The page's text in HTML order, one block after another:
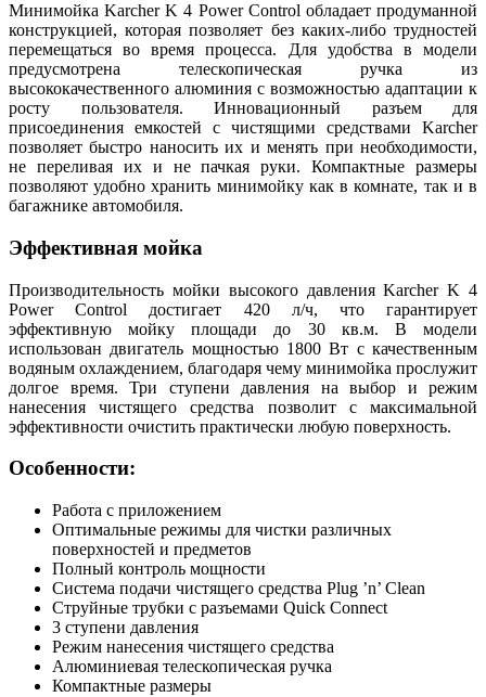
Минимойка Karcher K 4 Power Control обладает продуманной
конструкцией, которая позволяет без каких-либо трудностей
перемещаться во время процесса. Для удобства в модели
предусмотрена телескопическая ручка из
высококачественного алюминия с возможностью адаптации к
росту пользователя. Инновационный разъем для
присоединения емкостей с чистящими средствами Karcher
позволяет быстро наносить их и менять при необходимости,
не переливая их и не пачкая руки. Компактные размеры
позволяют удобно хранить минимойку как в комнате, так и в
багажнике автомобиля.
Эффективная мойка
Производительность мойки высокого давления Karcher K 4
Power Control достигает 420 л/ч, что гарантирует
эффективную мойку площади до 30 кв.м. В модели
использован двигатель мощностью 1800 Вт с качественным
водяным охлаждением, благодаря чему минимойка прослужит
долгое время. Три ступени давления на выбор и режим
нанесения чистящего средства позволит с максимальной
эффективности очистить практически любую поверхность.
Особенности:
Работа с приложением
Оптимальные режимы для чистки различных
поверхностей и предметов
Полный контроль мощности
Система подачи чистящего средства Plug ’n’ Clean
Струйные трубки с разъемами Quick Connect
3 ступени давления
Режим нанесения чистящего средства
Алюминиевая телескопическая ручка
Компактные размеры